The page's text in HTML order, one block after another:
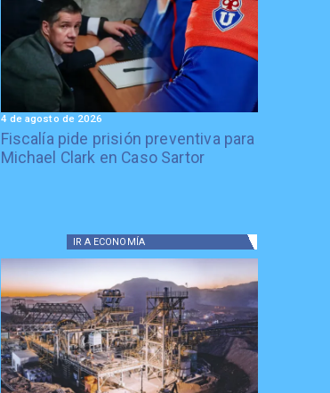
Fiscalía pide prisión preventiva para
Michael Clark en Caso Sartor
4 de agosto de 2026
IR A ECONOMÍA